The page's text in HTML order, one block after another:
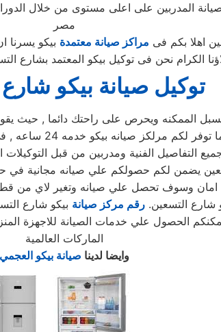
المدربين على اعلى مستوى من خلال
مصر
اهلا بكم فى مراكز صيانة معتمدة بيكو يسرنا
توكيل صيانة بيكو
الممكنه ويحرص على راحتك دائما , حيث
, كما توفر
التفاصيل الفنية ومدربين من قبل
يضمن لكم حصولكم علي صيانه مجانية
شارع التسعين. رقم مركز صيانة بيكو شارع
الحصول علي خدمات الصيانة للاجهزة
الماركات العالمية
وايضا لدينا صيانة بيكو العجمي